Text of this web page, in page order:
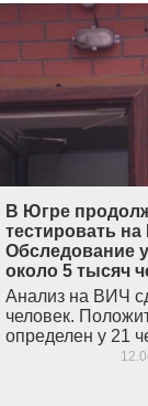
В Югре
тестировать
Обследование
около 5 тысяч
Анализ на ВИЧ
человек.
определен у 21